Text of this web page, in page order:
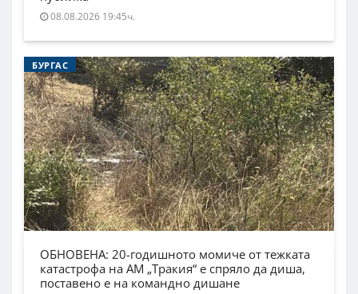
08.08.2026 19:45ч.
БУРГАС
ОБНОВЕНА: 20-годишното момиче от тежката
катастрофа на АМ „Тракия“ е спряло да диша,
поставено е на командно дишане